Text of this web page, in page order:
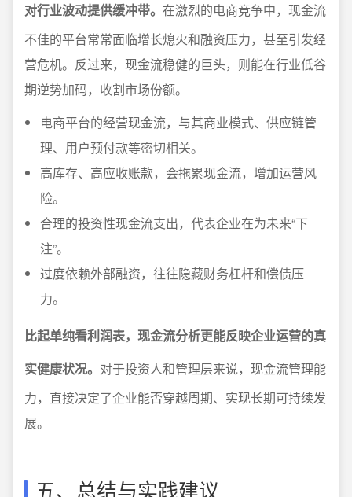
对行业波动提供缓冲带。 在激烈的电商竞争中，现金流
不佳的平台常常面临增长熄火和融资压力，甚至引发经
营危机。反过来，现金流稳健的巨头，则能在行业低谷
期逆势加码，收割市场份额。
电商平台的经营现金流，与其商业模式、供应链管
理、用户预付款等密切相关。
高库存、高应收账款，会拖累现金流，增加运营风
险。
合理的投资性现金流支出，代表企业在为未来“下
注”。
过度依赖外部融资，往往隐藏财务杠杆和偿债压
力。
比起单纯看利润表，现金流分析更能反映企业运营的真
实健康状况。 对于投资人和管理层来说，现金流管理能
力，直接决定了企业能否穿越周期、实现长期可持续发
展。
五、总结与实践建议